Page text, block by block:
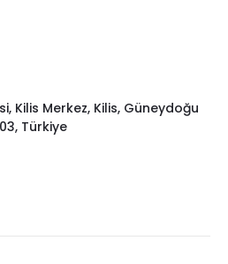
Kilis Merkez, Kilis, Güneydoğu
Türkiye